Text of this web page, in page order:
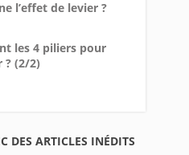
l’effet de levier ?
les 4 piliers pour
? (2/2)
DES ARTICLES INÉDITS